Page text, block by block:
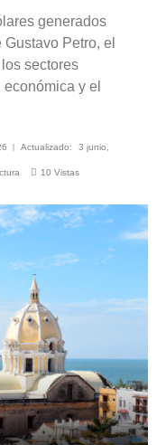
generados
Petro, el
sectores
y el
Actualizado: 3 junio,
10 Vistas